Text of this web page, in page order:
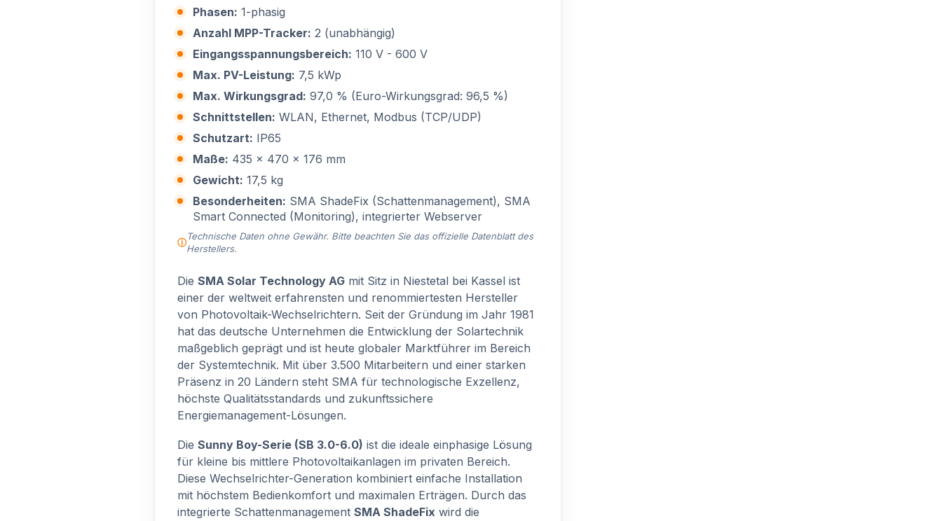
Phasen: 1-phasig
Anzahl MPP-Tracker: 2 (unabhängig)
Eingangsspannungsbereich: 110 V - 600 V
Max. PV-Leistung: 7,5 kWp
Max. Wirkungsgrad: 97,0 % (Euro-Wirkungsgrad: 96,5 %)
Schnittstellen: WLAN, Ethernet, Modbus (TCP/UDP)
Schutzart: IP65
Maße: 435 x 470 x 176 mm
Gewicht: 17,5 kg
Besonderheiten: SMA ShadeFix (Schattenmanagement), SMA
Smart Connected (Monitoring), integrierter Webserver
Technische Daten ohne Gewähr. Bitte beachten Sie das offizielle Datenblatt des
Herstellers.
Die SMA Solar Technology AG mit Sitz in Niestetal bei Kassel ist
einer der weltweit erfahrensten und renommiertesten Hersteller
von Photovoltaik-Wechselrichtern. Seit der Gründung im Jahr 1981
hat das deutsche Unternehmen die Entwicklung der Solartechnik
maßgeblich geprägt und ist heute globaler Marktführer im Bereich
der Systemtechnik. Mit über 3.500 Mitarbeitern und einer starken
Präsenz in 20 Ländern steht SMA für technologische Exzellenz,
höchste Qualitätsstandards und zukunftssichere
Energiemanagement-Lösungen.
Die Sunny Boy-Serie (SB 3.0-6.0) ist die ideale einphasige Lösung
für kleine bis mittlere Photovoltaikanlagen im privaten Bereich.
Diese Wechselrichter-Generation kombiniert einfache Installation
mit höchstem Bedienkomfort und maximalen Erträgen. Durch das
integrierte Schattenmanagement SMA ShadeFix wird die